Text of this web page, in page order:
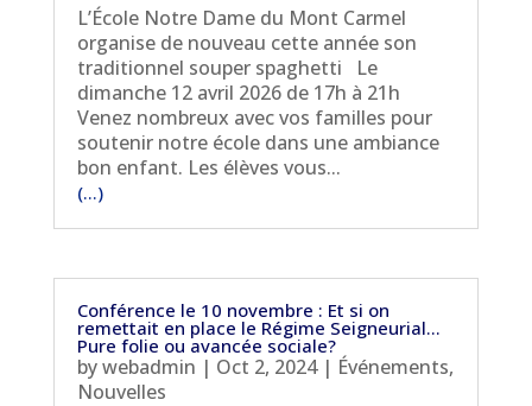
L’École Notre Dame du Mont Carmel
organise de nouveau cette année son
traditionnel souper spaghetti Le
dimanche 12 avril 2026 de 17h à 21h
Venez nombreux avec vos familles pour
soutenir notre école dans une ambiance
bon enfant. Les élèves vous...
(...)
Conférence le 10 novembre : Et si on
remettait en place le Régime Seigneurial…
Pure folie ou avancée sociale?
bywebadmin | Oct 2, 2024| Événements,
Nouvelles